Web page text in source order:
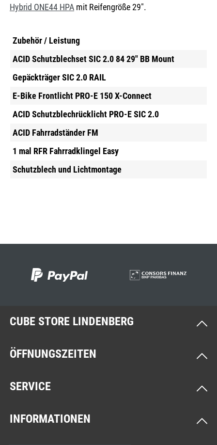
Hybrid ONE44 HPA mit Reifengröße 29".
Zubehör / Leistung
ACID Schutzblechset SIC 2.0 84 29" BB Mount
Gepäckträger SIC 2.0 RAIL
E-Bike Frontlicht PRO-E 150 X-Connect
ACID Schutzblechrücklicht PRO-E SIC 2.0
ACID Fahrradständer FM
1 mal RFR Fahrradklingel Easy
Schutzblech und Lichtmontage
CUBE STORE LINDENBERG
ÖFFNUNGSZEITEN
SERVICE
INFORMATIONEN